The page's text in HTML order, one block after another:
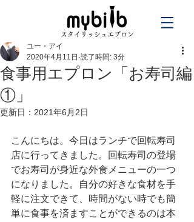
スタイリッシュエプロン
食事用エプロン「お寿司編
①」
ユー・アイ
2020年4月11日 読了時間: 3分
更新日： 2021年6月2日
こんにちは。今日はランチで回転寿司
店に行ってきました。回転寿司の登場
でお寿司が身近な外食メニューの一つ
になりました。自分の好きな食材を手
軽に注文できて、時間がない時でも簡
単に食事を済ますことができるのは本